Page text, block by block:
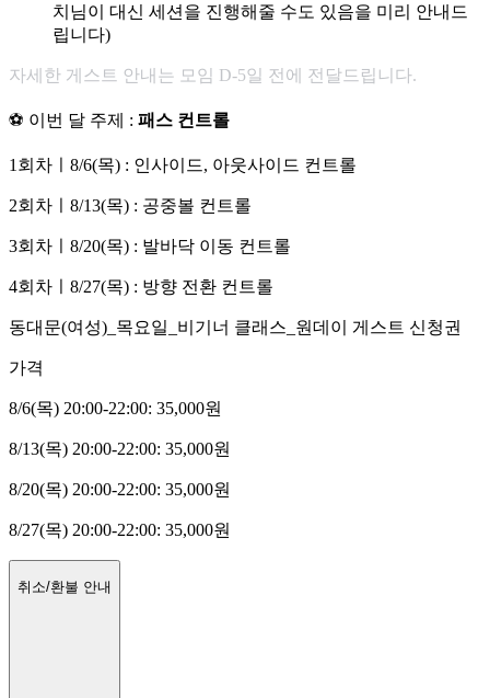
치님이 대신 세션을 진행해줄 수도 있음을 미리 안내드
립니다)
자세한 게스트 안내는 모임 D-5일 전에 전달드립니다.
⚽ 이번 달 주제 : 패스 컨트롤
1회차ㅣ8/6(목) : 인사이드, 아웃사이드 컨트롤
2회차ㅣ8/13(목) : 공중볼 컨트롤
3회차ㅣ8/20(목) : 발바닥 이동 컨트롤
4회차ㅣ8/27(목) : 방향 전환 컨트롤
동대문(여성)_목요일_비기너 클래스_원데이 게스트 신청권
가격
8/6(목) 20:00-22:00: 35,000원
8/13(목) 20:00-22:00: 35,000원
8/20(목) 20:00-22:00: 35,000원
8/27(목) 20:00-22:00: 35,000원
취소/환불 안내